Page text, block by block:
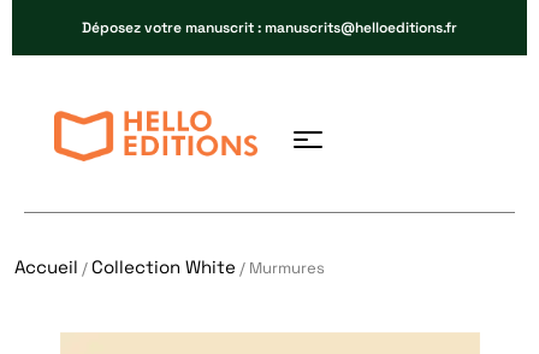
Déposez votre manuscrit : manuscrits@helloeditions.fr
Accueil /Collection White / Murmures